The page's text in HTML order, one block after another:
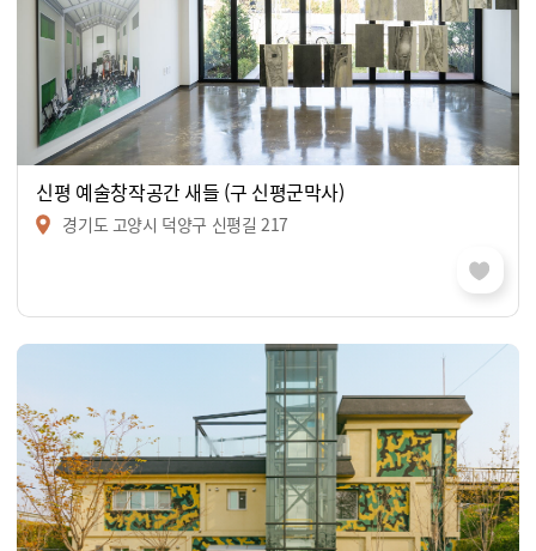
신평 예술창작공간 새들 (구 신평군막사)
경기도 고양시 덕양구 신평길 217